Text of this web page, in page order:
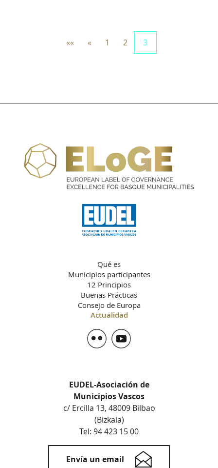
«« « 1 2 3
Qué es
Municipios participantes
12 Principios
Buenas Prácticas
Consejo de Europa
Actualidad
EUDEL-Asociación de
Municipios Vascos
c/ Ercilla 13, 48009 Bilbao
(Bizkaia)
Tel: 94 423 15 00
Envía un email